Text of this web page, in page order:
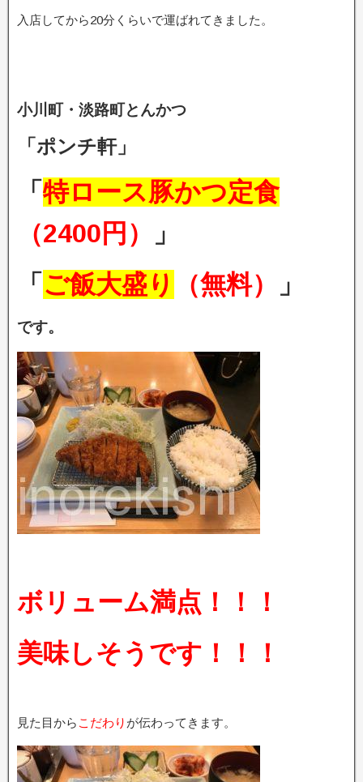
入店してから20分くらいで運ばれてきました。
小川町・淡路町とんかつ
「ポンチ軒」
「 特ロース豚かつ定食
（2400円）
」
「 ご飯大盛り （無料） 」
です。
ボリューム満点！！！
美味しそうです！！！
見た目から こだわり が伝わってきます。